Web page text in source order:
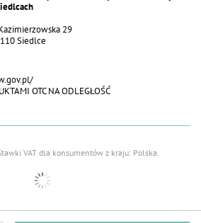
29
Siedlce
OTC NA ODLEGŁOŚĆ
VAT dla konsumentów z kraju: Polska